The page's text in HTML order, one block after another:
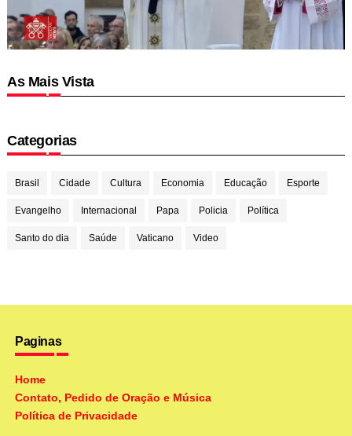
As Mais Vista
Categorias
Brasil Cidade Cultura Economia Educação Esporte
Evangelho Internacional Papa Policia Política
Santo do dia Saúde Vaticano Video
Paginas
Home
Contato, Pedido de Oração e Música
Política de Privacidade